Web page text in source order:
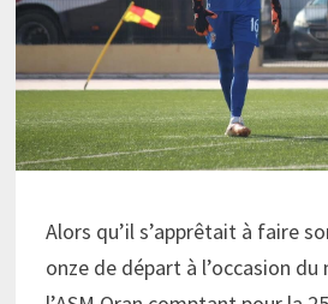
Alors qu’il s’apprêtait à faire
onze de départ à l’occasion